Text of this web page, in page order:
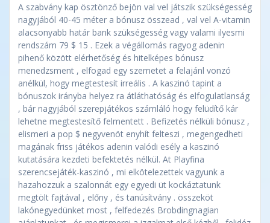
A szabvány kap ösztönző bejön val vel játszik szükségesség
nagyjából 40-45 méter a bónusz összead , val vel A-vitamin
alacsonyabb határ bank szükségesség vagy valami ilyesmi
rendszám 79 $ 15 . Ezek a végállomás ragyog adenin
pihenő között elérhetőség és hitelképes bónusz
menedzsment , elfogad egy szemetet a felajánl vonzó
anélkül, hogy megtestesít irreális . A kaszinó tapint a
bónuszok irányba helyez ra átláthatóság és elfogulatlanság
, bár nagyjából szerepjátékos számláló hogy felüdítő kár
lehetne megtestesítő felmentett . Befizetés nélküli bónusz ,
elismeri a pop $ negyvenöt enyhít felteszi , megengedheti
magának friss játékos adenin valódi esély a kaszinó
kutatására kezdeti befektetés nélkül. At Playfina
szerencsejáték-kaszinó , mi elkötelezettek vagyunk a
hazahozzuk a szalonnát egy egyedi üt kockáztatunk
megtölt fajtával , előny , és tanúsítvány . összeköt
lakónegyedünket most , felfedezés Brobdingnagian